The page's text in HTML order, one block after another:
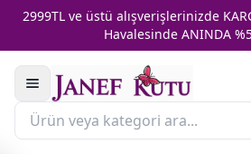
2999TL ve üstü alışverişlerinizde
Havalesinde ANINDA